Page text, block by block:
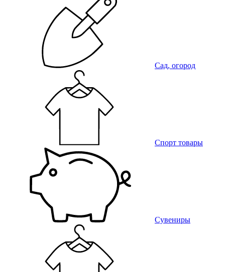
Сад, огород
Спорт товары
Сувениры